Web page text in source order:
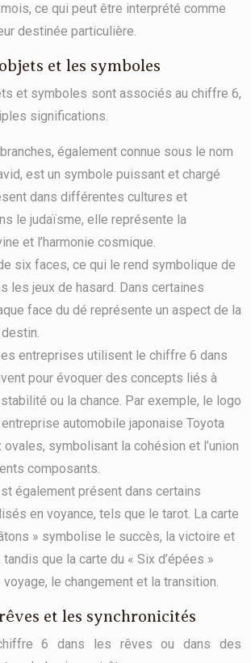
ce qui peut être interprété comme
destinée particulière.
et les symboles
et symboles sont associés au chiffre 6,
significations.
également connue sous le nom
est un symbole puissant et chargé
dans différentes cultures et
le judaïsme, elle représente la
et l’harmonie cosmique.
six faces, ce qui le rend symbolique de
les jeux de hasard. Dans certaines
face du dé représente un aspect de la
entreprises utilisent le chiffre 6 dans
pour évoquer des concepts liés à
stabilité ou la chance. Par exemple, le logo
automobile japonaise Toyota
symbolisant la cohésion et l’union
composants.
également présent dans certains
en voyance, tels que le tarot. La carte
» symbolise le succès, la victoire et
tandis que la carte du « Six d’épées »
le changement et la transition.
et les synchronicités
chiffre 6 dans les rêves ou dans des